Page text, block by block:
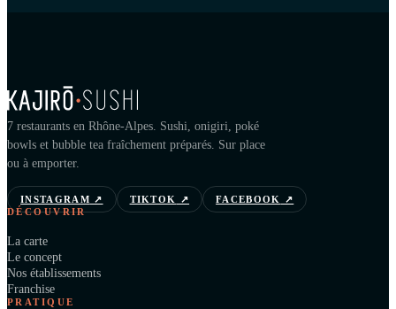
7 restaurants en Rhône-Alpes. Sushi, onigiri, poké
bowls et bubble tea fraîchement préparés. Sur place
ou à emporter.
INSTAGRAM ↗ TIKTOK ↗ FACEBOOK
↗
DÉCOUVRIR
La carte
Le concept
Nos établissements
Franchise
PRATIQUE